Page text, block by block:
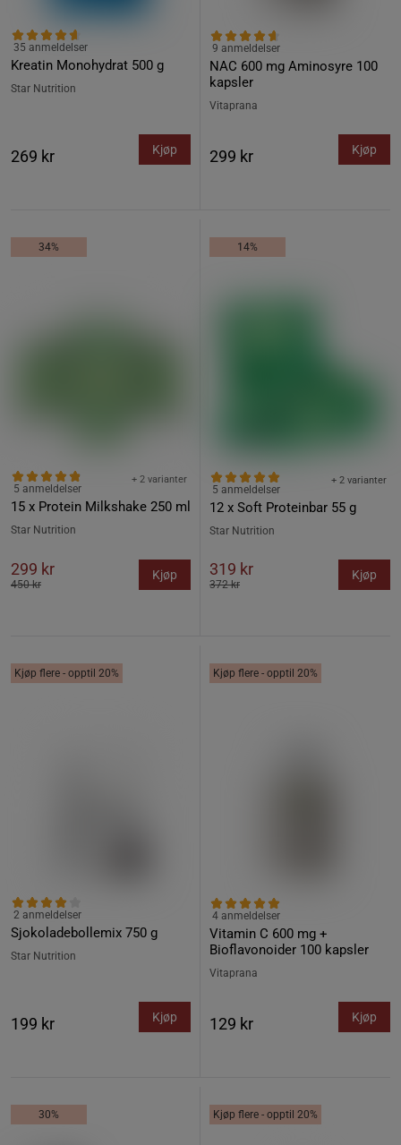
Kreatin Monohydrat 500 g
35 anmeldelser
Star Nutrition
269 kr Kjøp
NAC 600 mg Aminosyre 100
kapsler
9 anmeldelser
Vitaprana
299 kr Kjøp
34%
15 x Protein Milkshake 250 ml
+ 2 varianter
5 anmeldelser
Star Nutrition
299 kr
450 kr
Kjøp
14%
12 x Soft Proteinbar 55 g
+ 2 varianter
5 anmeldelser
Star Nutrition
319 kr
372 kr
Kjøp
Kjøp flere - opptil 20%
Sjokoladebollemix 750 g
2 anmeldelser
Star Nutrition
199 kr Kjøp
Kjøp flere - opptil 20%
Vitamin C 600 mg +
Bioflavonoider 100 kapsler
4 anmeldelser
Vitaprana
129 kr Kjøp
30% Kjøp flere - opptil 20%